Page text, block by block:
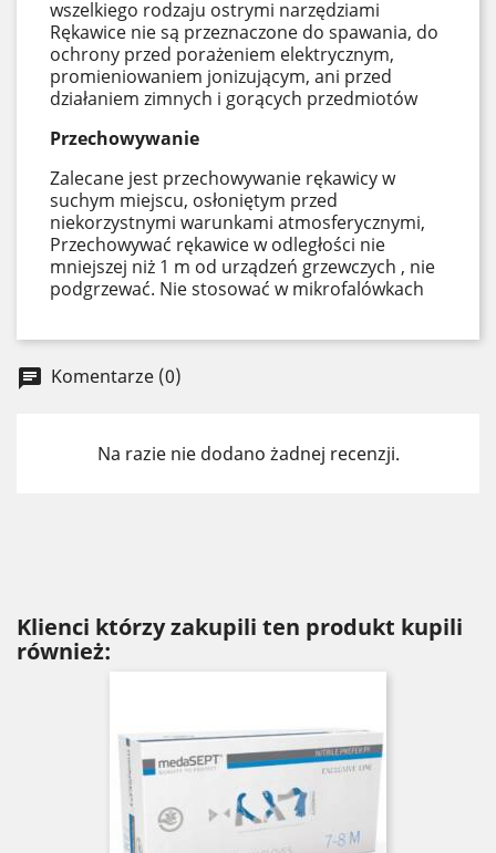
wszelkiego rodzaju ostrymi narzędziami
Rękawice nie są przeznaczone do spawania, do
ochrony przed porażeniem elektrycznym,
promieniowaniem jonizującym, ani przed
działaniem zimnych i gorących przedmiotów
Przechowywanie
Zalecane jest przechowywanie rękawicy w
suchym miejscu, osłoniętym przed
niekorzystnymi warunkami atmosferycznymi,
Przechowywać rękawice w odległości nie
mniejszej niż 1 m od urządzeń grzewczych , nie
podgrzewać. Nie stosować w mikrofalówkach
chat Komentarze (0)
Na razie nie dodano żadnej recenzji.
Klienci którzy zakupili ten produkt kupili
również: